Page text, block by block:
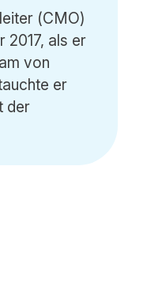
(CMO)
2017, als er
von
er
der